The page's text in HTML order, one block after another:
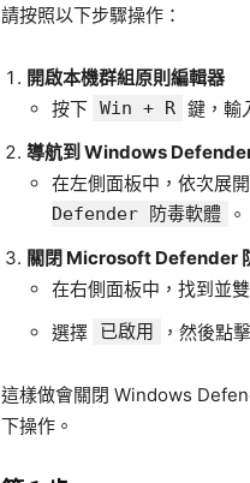
請按照以下步驟操作：
開啟本機群組原則編輯器
按下 Win + R 鍵，輸
導航到 Windows
在左側面板中，依次展開
Defender 防毒軟體
。
關閉 Microsoft Defender
在右側面板中，找到並
選擇
已啟用 ，然後點擊
這樣做會關閉 Windows
下操作。